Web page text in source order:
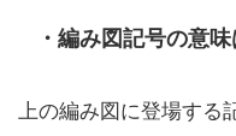
・編み図記号の意味
上の編み図に登場する